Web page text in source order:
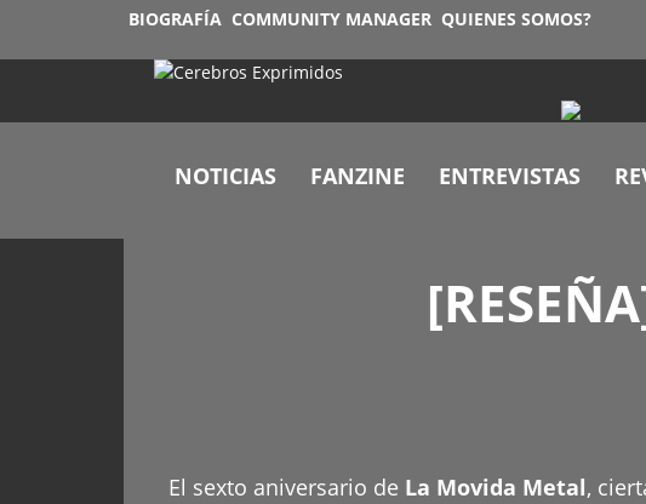
BIOGRAFÍA COMMUNITY MANAGER QUIENES SOMOS?
NOTICIAS FANZINE ENTREVISTAS
El sexto aniversario de La Movida Metal,